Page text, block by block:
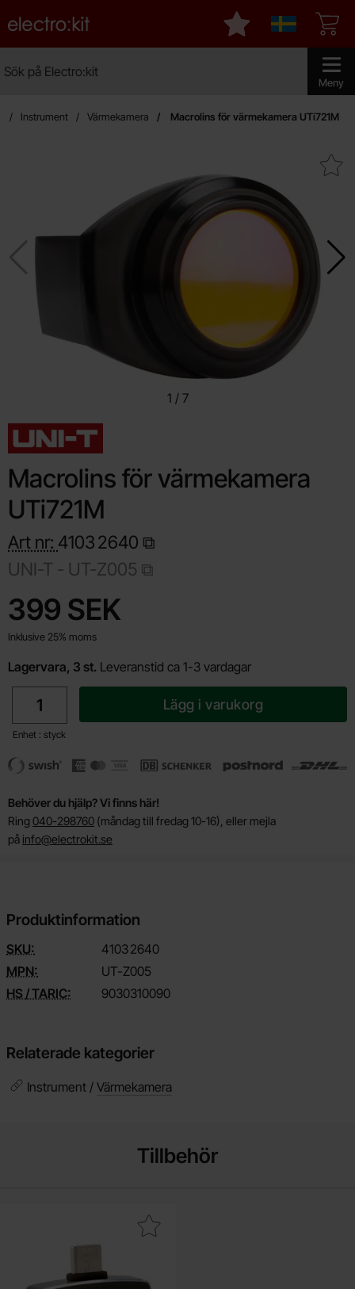
Meny
Startsidan för Electro:kit
Sverige
Mina favoriter
Instrument Värmekamera Macrolins för värmekamera UTi721M
Makera macrolins för
1 / 7
Macrolins för värmekamera
UTi721M
Art nr: 41032640
UNI-T - UT-Z005
pris
399 SEK
Inklusive 25% moms
Lagervara, 3 st. Leveranstid ca 1-3 vardagar
Enhet : styck
Lägg i varukorg
Behöver du hjälp? Vi finns här!
Ring 040-298760 (måndag till fredag 10-16), eller mejla
på info@electrokit.se
Produktinformation
SKU: 41032640
MPN:
UT-Z005
HS / TARIC:
9030310090
Relaterade kategorier
Instrument / Värmekamera
Tillbehör
för Android smartphone USB-C UTi721M som favorit